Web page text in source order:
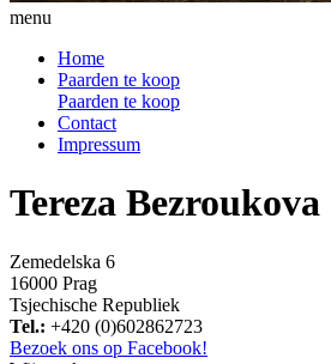
menu
Home
Paarden te koop
Paarden te koop
Contact
Impressum
Tereza Bezroukova
Zemedelska 6
16000 Prag
Tsjechische Republiek
Tel.: +420 (0)602862723
Bezoek ons op Facebook!